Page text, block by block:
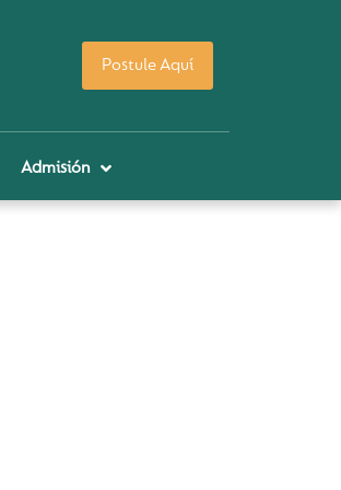
Postule Aquí
Admisión